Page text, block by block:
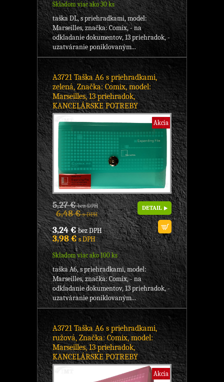
Skladom viac ako 30 ks
taška DL, s priehradkami, model:
Marseilles, značka: Comix, - na
odkladanie dokumentov, 13 priehradok, -
uzatváranie poniklovaným...
A3721 Taška A6 s priehradkami,
zelená, Značka: Comix, model:
Marseilles, 13 priehradok,
KANCELÁRSKE POTREBY
Akcia
5,27 €bez DPH
6,48 €s DPH
3,24 €bez DPH
3,98 €s DPH
Skladom viac ako 100 ks
DETAIL
taška A6, s priehradkami, model:
Marseilles, značka: Comix, - na
odkladanie dokumentov, 13 priehradok, -
uzatváranie poniklovaným...
A3721 Taška A6 s priehradkami,
ružová, Značka: Comix, model:
Marseilles, 13 priehradok,
KANCELÁRSKE POTREBY
Akcia